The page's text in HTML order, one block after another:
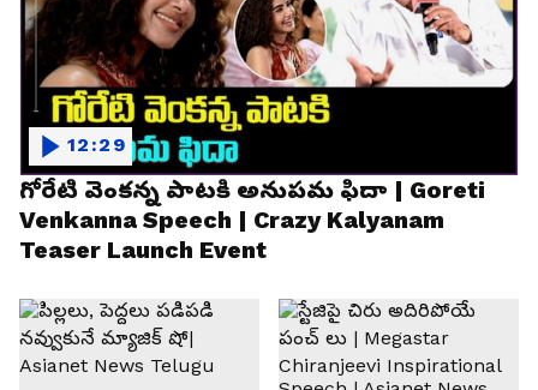
గోరేటి వెంకన్న పాటకి అనుపమ ఫిదా | Goreti
Venkanna Speech | Crazy Kalyanam
Teaser Launch Event
12:29